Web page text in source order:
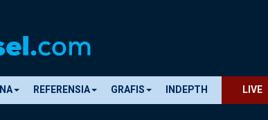
REFERENSIA GRAFIS INDEPTH LIVE